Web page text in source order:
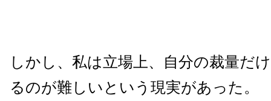
しかし、私は立場上、自分の裁量だ
るのが難しいという現実があった。